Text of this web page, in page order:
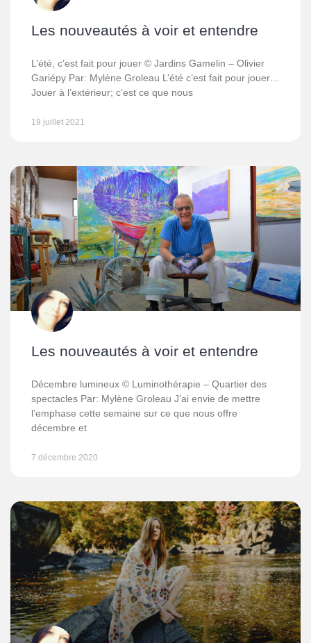
Les nouveautés à voir et entendre
L’été, c’est fait pour jouer © Jardins Gamelin – Olivier
Gariépy Par: Mylène Groleau L’été c’est fait pour jouer…
Jouer à l’extérieur; c’est ce que nous
19 juillet 2021
Les nouveautés à voir et entendre
Décembre lumineux © Luminothérapie – Quartier des
spectacles Par: Mylène Groleau J’ai envie de mettre
l’emphase cette semaine sur ce que nous offre
décembre et
7 décembre 2020